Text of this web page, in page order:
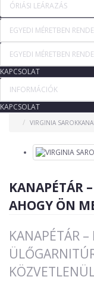
ÓRIÁSI LEÁRAZÁS
EGYEDI MÉRETBEN
EGYEDI MÉRETBEN
KAPCSOLAT
INFORMÁCIÓK
KAPCSOLAT
VIRGINIA
KANAPÉTÁR
AHOGY ÖN
KANAPÉTÁR